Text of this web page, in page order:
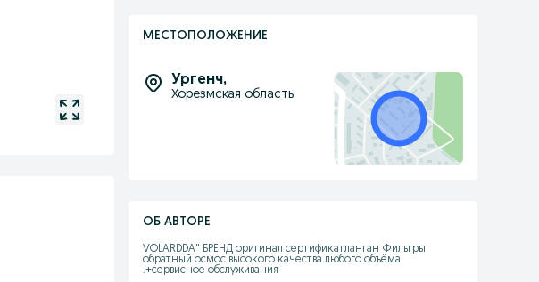
МЕСТОПОЛОЖЕНИЕ
Ургенч,
Хорезмская область
ОБ АВТОРЕ
VOLARDDA" БРЕНД оригинал сертификатланган Фильтры
обратный осмос высокого качества.любого объёма
.+сервисное обслуживания